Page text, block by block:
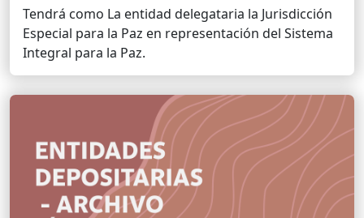
Tendrá como La entidad delegataria la Jurisdicción
Especial para la Paz en representación del Sistema
Integral para la Paz.